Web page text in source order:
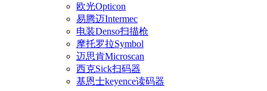
欧光Opticon
易腾迈Intermec
电装Denso扫描枪
摩托罗拉Symbol
迈思肯Microscan
西克Sick扫码器
基恩士keyence读码器